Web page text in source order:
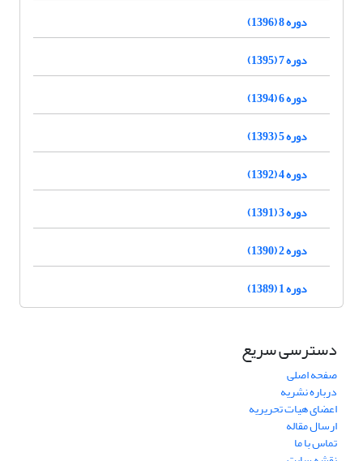
دوره 8 (1396)
دوره 7 (1395)
دوره 6 (1394)
دوره 5 (1393)
دوره 4 (1392)
دوره 3 (1391)
دوره 2 (1390)
دوره 1 (1389)
دسترسی سریع
صفحه اصلی
درباره نشریه
اعضای هیات تحریریه
ارسال مقاله
تماس با ما